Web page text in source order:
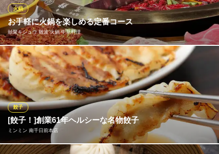
店の歴史を感じられるお料理を肩肘張らずにお召し上がりくださ
い。
維新號 點心茶室 なんば店
中国料理
大阪メトロ御堂筋線なんば駅 徒歩2分
大阪府大阪市中央区難波5-1-18 ?島屋大阪店9F
お手軽に火鍋を楽しめる定番コース
囍聚キシュウ 難波 火鍋 中華料理
火鍋
90分飲み放題付で5000円♪ お手軽に火鍋をお楽しみ頂けるコー
スをご用意しました！スープはトマトスープ、豚骨スープ、きの
こスープ、黄金スープの4種類から２つお選び下さい。
囍聚キシュウ 難波 火鍋 中華料理
本格火鍋と自家製中華
大阪メトロ千日前線なんば駅 徒歩5分
大阪府大阪市中央区島之内2-17-25 メゾニティ・クイーン道頓堀B1
[餃子！]創業61年ヘルシーな名物餃子
ミンミン 南千日前本店
餃子